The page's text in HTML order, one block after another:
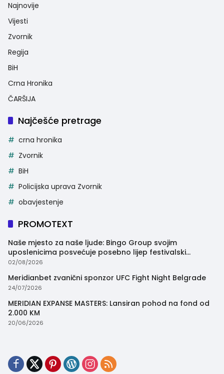
Najnovije
Vijesti
Zvornik
Regija
BiH
Crna Hronika
ČARŠIJA
Najčešće pretrage
crna hronika
Zvornik
BiH
Policijska uprava Zvornik
obavjestenje
PROMOTEXT
Naše mjesto za naše ljude: Bingo Group svojim
uposlenicima posvećuje posebno lijep festivalski
trenutak
02/08/2026
Meridianbet zvanični sponzor UFC Fight Night Belgrade
24/07/2026
MERIDIAN EXPANSE MASTERS: Lansiran pohod na fond od
2.000 KM
20/06/2026